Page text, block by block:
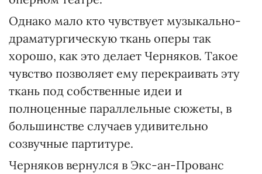
Однако мало кто чувствует музыкально-
драматургическую ткань оперы так
хорошо, как это делает Черняков. Такое
чувство позволяет ему перекраивать эту
ткань под собственные идеи и
полноценные параллельные сюжеты, в
большинстве случаев удивительно
созвучные партитуре.
Черняков вернулся в Экс-ан-Прованс